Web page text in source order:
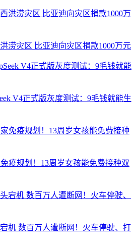
涝灾区 比亚迪向灾区捐款1000万元
V4正式版灰度测试：9毛钱就能生
疫规划！13周岁女孩能免费接种双
机 数百万人遭断网！火车停驶、打